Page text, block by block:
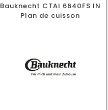
Bauknecht CTAI 6640FS IN
Plan de cuisson